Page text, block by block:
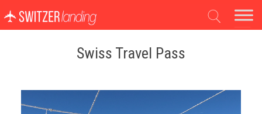
Navigazione principale
Swiss Travel Pass